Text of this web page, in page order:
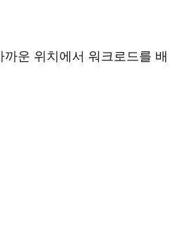
운 위치에서 워크로드를 배